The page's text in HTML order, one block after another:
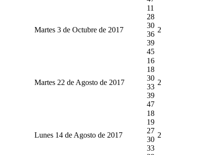
Martes 3 de Octubre de 2017
11
28
30
36
39
45
2
Martes 22 de Agosto de 2017
16
18
30
33
39
47
2
Lunes 14 de Agosto de 2017
18
19
27
30
33
2